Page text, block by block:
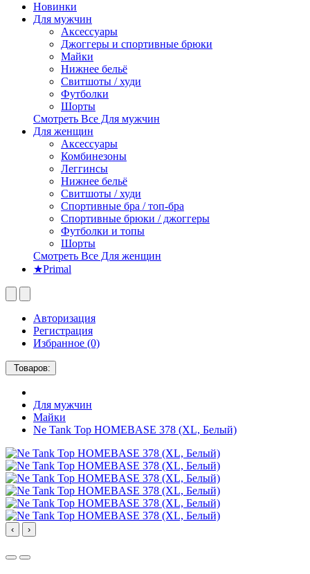
Новинки
Для мужчин
Аксессуары
Джоггеры и спортивные брюки
Майки
Нижнее бельё
Свитшоты / худи
Футболки
Шорты
Смотреть Все Для мужчин
Для женщин
Аксессуары
Комбинезоны
Леггинсы
Нижнее бельё
Свитшоты / худи
Спортивные бра / топ-бра
Спортивные брюки / джоггеры
Футболки и топы
Шорты
Смотреть Все Для женщин
★Primal
Авторизация
Регистрация
Избранное (0)
Товаров:
Для мужчин
Майки
Ne Tank Top HOMEBASE 378 (XL, Белый)
‹ ›